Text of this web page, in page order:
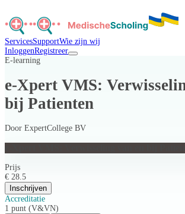
ServicesSupportWie zijn wij
InloggenRegistreer
E-learning
e-Xpert VMS:
bij Patienten
Door ExpertCollege BV
Prijs
€ 28.5
Inschrijven
Accreditatie
1 punt (V&VN)